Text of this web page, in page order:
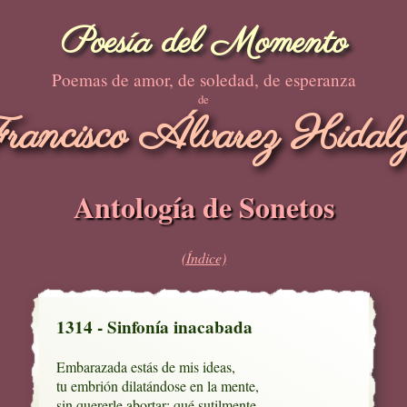
Poesía del Momento
Poemas de amor, de soledad, de esperanza
de
Álvarez
Antología de Sonetos
(Índice)
1314 - Sinfonía inacabada
Embarazada estás de mis ideas,
tu embrión dilatándose en la mente,